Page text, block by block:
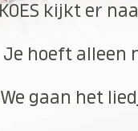
KOES kijkt er
Je hoeft alleen
We gaan het